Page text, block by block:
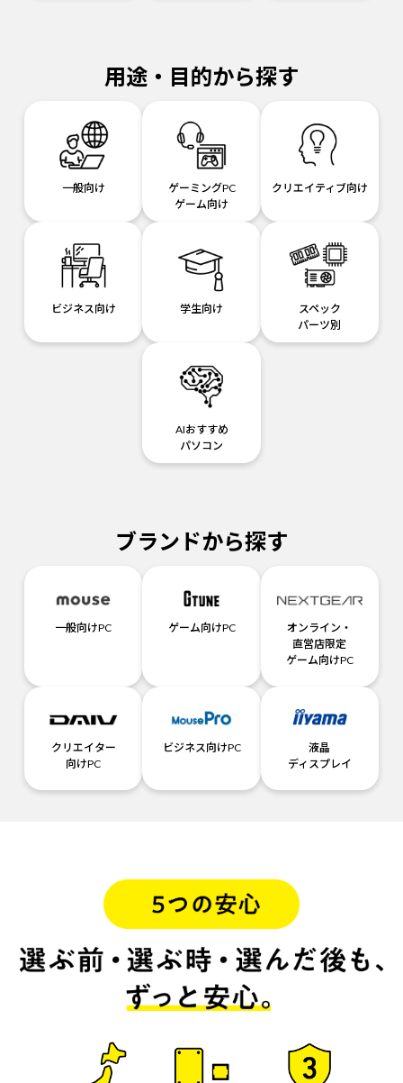
用途・目的から探す
一般向け
ゲーミングPC
ゲーム向け
クリエイティブ向け
ビジネス向け 学生向け
スペック
パーツ別
AIおすすめ
パソコン
ブランドから探す
一般向けPC ゲーム向けPC
オンライン・
直営店限定
ゲーム向けPC
クリエイター
向けPC
ビジネス向けPC
液晶
ディスプレイ